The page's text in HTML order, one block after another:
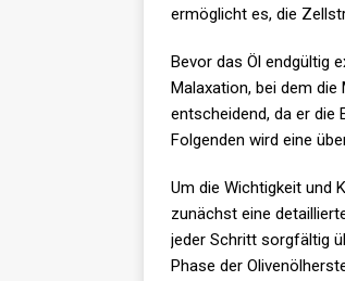
ermöglicht es, die
Bevor das Öl endgültig
Malaxation, bei dem
entscheidend, da er die
Folgenden wird eine
Um die Wichtigkeit und
zunächst eine
jeder Schritt sorgfältig
Phase der